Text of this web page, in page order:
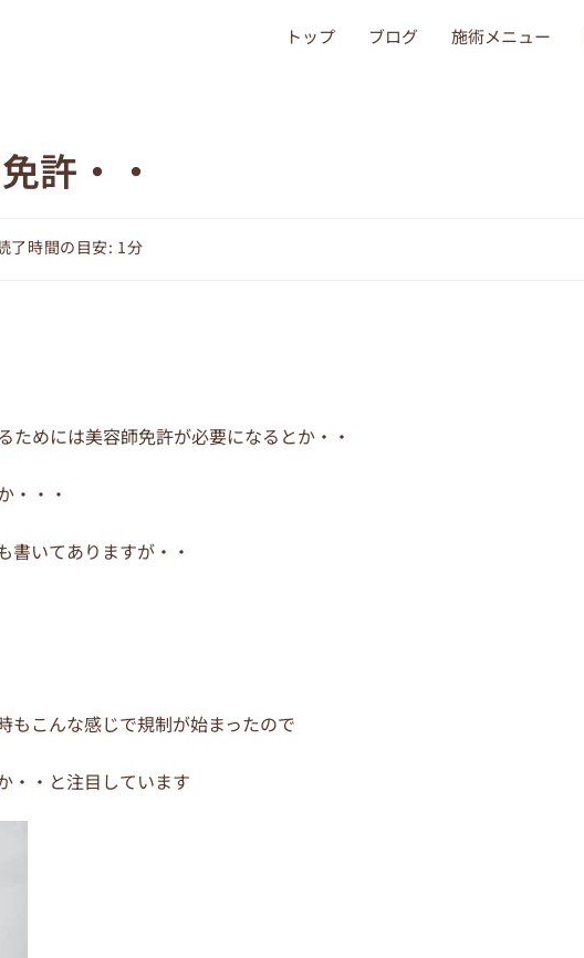
トップ ブログ 施術メニュー
許・・
了時間の目安: 1分
めには美容師免許が必要になるとか・・
・・・
書いてありますが・・
もこんな感じで規制が始まったので
・・と注目しています